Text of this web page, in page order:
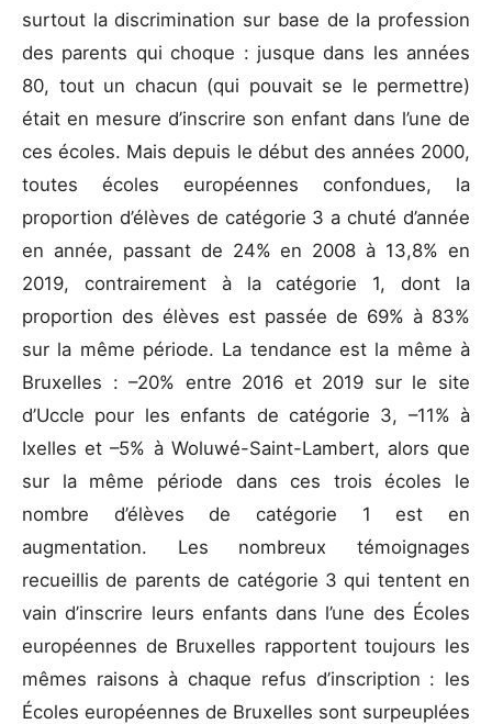
surtout la discrimination sur base de la profession
des parents qui choque : jusque dans les années
80, tout un chacun (qui pouvait se le permettre)
était en mesure d’inscrire son enfant dans l’une de
ces écoles. Mais depuis le début des années 2000,
toutes écoles européennes confondues, la
proportion d’élèves de catégorie 3 a chuté d’année
en année, passant de 24% en 2008 à 13,8% en
2019, contrairement à la catégorie 1, dont la
proportion des élèves est passée de 69% à 83%
sur la même période. La tendance est la même à
Bruxelles : –20% entre 2016 et 2019 sur le site
d’Uccle pour les enfants de catégorie 3, –11% à
Ixelles et –5% à Woluwé-Saint-Lambert, alors que
sur la même période dans ces trois écoles le
nombre d’élèves de catégorie 1 est en
augmentation. Les nombreux témoignages
recueillis de parents de catégorie 3 qui tentent en
vain d’inscrire leurs enfants dans l’une des Écoles
européennes de Bruxelles rapportent toujours les
mêmes raisons à chaque refus d’inscription : les
Écoles européennes de Bruxelles sont surpeuplées